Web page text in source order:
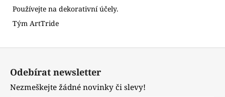
Používejte na dekorativní účely.
Tým ArtTride
Odebírat newsletter
Nezmeškejte žádné novinky či slevy!